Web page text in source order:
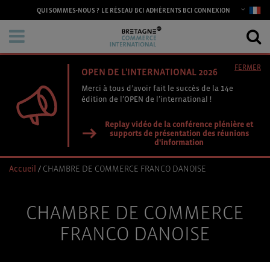
QUI SOMMES-NOUS ? LE RÉSEAU BCI ADHÉRENTS BCI CONNEXION
OPEN DE L'INTERNATIONAL 2026
Merci à tous d’avoir fait le succès de la 14e
édition de l’OPEN de l’international !
Replay vidéo de la conférence plénière et
supports de présentation des réunions
d'information
FERMER
Accueil / CHAMBRE DE COMMERCE FRANCO DANOISE
CHAMBRE DE COMMERCE
FRANCO DANOISE